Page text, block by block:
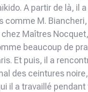
A partir de là, il
comme M.
chez Maîtres
beaucoup de
Et puis, il a
des ceintures
il a travaillé pendant